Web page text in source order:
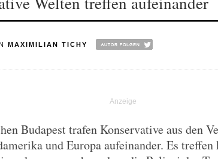
MAXIMILIAN TICHY
Budapest trafen Konservative aus den
und Europa aufeinander. Es